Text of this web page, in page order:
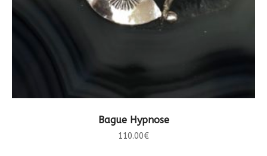
CHOIX DES OPTIONS
Bague Hypnose
110.00€